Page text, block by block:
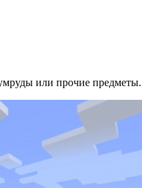
или прочие предметы.